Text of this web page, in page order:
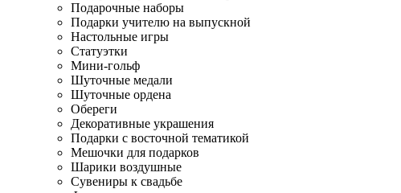
Подарочные наборы
Подарки учителю на выпускной
Настольные игры
Статуэтки
Мини-гольф
Шуточные медали
Шуточные ордена
Обереги
Декоративные украшения
Подарки с восточной тематикой
Мешочки для подарков
Шарики воздушные
Сувениры к свадьбе